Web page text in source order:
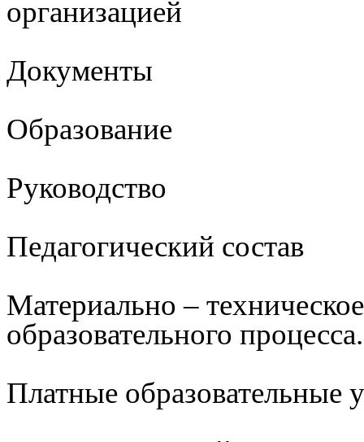
организацией
Документы
Образование
Руководство
Педагогический состав
Материально –
образовательного
Платные образовательные